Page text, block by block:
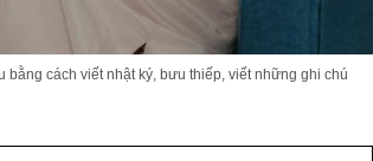
cách viết nhật ký, bưu thiếp, viết những ghi chú